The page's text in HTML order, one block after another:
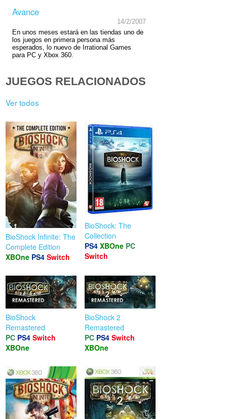
Avance
14/2/2007
En unos meses estará en las tiendas uno de
los juegos en primera persona más
esperados, lo nuevo de Irrational Games
para PC y Xbox 360.
JUEGOS RELACIONADOS
Ver todos
BioShock Infinite: The
Complete Edition
XBOne PS4 Switch
BioShock: The
Collection
PS4 XBOne PC
Switch
BioShock
Remastered
PC PS4 Switch
XBOne
BioShock 2
Remastered
PC PS4 Switch
XBOne